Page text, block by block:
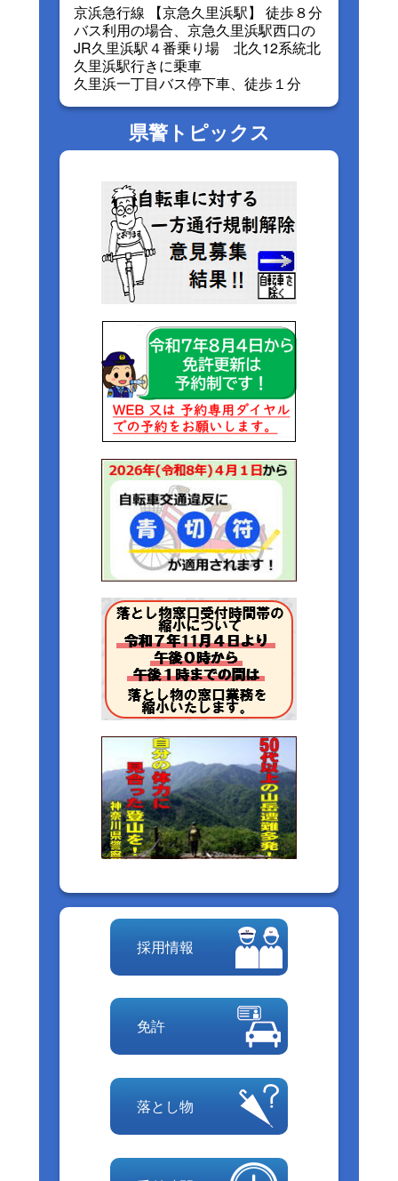
京浜急行線 【京急久里浜駅】 徒歩８分
バス利用の場合、京急久里浜駅西口の
JR久里浜駅４番乗り場 北久12系統北
久里浜駅行きに乗車
久里浜一丁目バス停下車、徒歩１分
県警トピックス
採用情報
免許
落とし物